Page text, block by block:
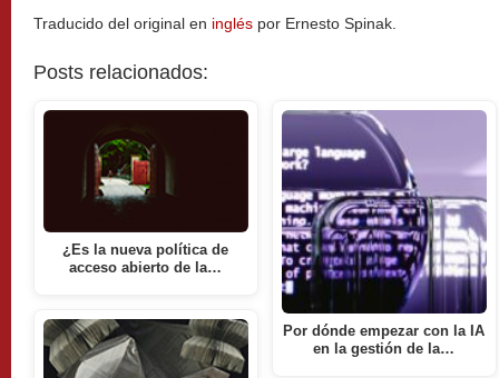
Traducido del original en inglés por Ernesto Spinak.
Posts relacionados:
¿Es la nueva política de
acceso abierto de la…
Por dónde empezar con la IA
en la gestión de la…